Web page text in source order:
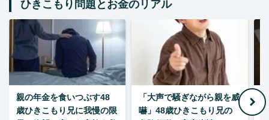
ひきこもり問題とお金のリアル
親の年金を食いつぶす48
歳ひきこもり兄に我慢の限
「大声で騒ぎながら親を威
嚇」48歳ひきこもり兄の